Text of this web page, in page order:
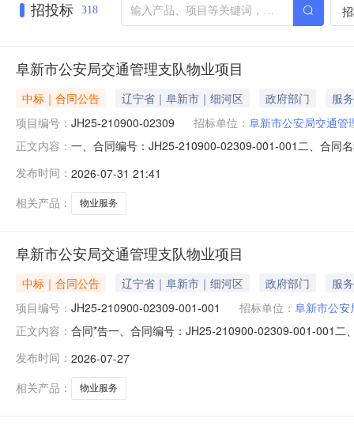
招投标 318
阜新市公安局交通管理支队物业项目
中标｜合同公告 辽宁省｜阜新市｜细河区 政府部门
服务
项目编号： JH25-210900-02309 招标单位： 阜新市公安局交通管
正文内容： 一、合同编号：JH25-210900-02309-001-001二、合同
阜新大洋物业管理有限公司地址：阜新市海州区韩家店
发布时间： 2026-07-31 21:41
相关产品：
物业服务
阜新市公安局交通管理支队物业项目
中标｜合同公告 辽宁省｜阜新市｜细河区 政府部门
服务
项目编号： JH25-210900-02309-001-001 招标单位： 阜新市公安
正文内容： 合同*告一、合同编号：JH25-210900-02309-001-001二
路5号联系方式：137****1533供应商（乙方）：阜新大
发布时间： 2026-07-27
相关产品：
物业服务